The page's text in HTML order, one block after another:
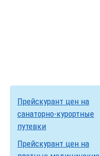
Прейскурант цен на
санаторно-курортные
путевки
Прейскурант цен на